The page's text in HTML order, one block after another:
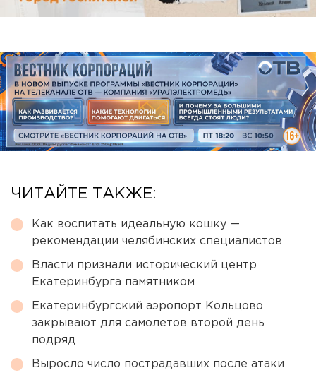
ЧИТАЙТЕ ТАКЖЕ:
Как воспитать идеальную кошку —
рекомендации челябинских специалистов
Власти признали исторический центр
Екатеринбурга памятником
Екатеринбургский аэропорт Кольцово
закрывают для самолетов второй день
подряд
Выросло число пострадавших после атаки